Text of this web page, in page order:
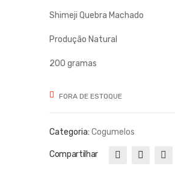
Shimeji Quebra Machado
Produção Natural
200 gramas
FORA DE ESTOQUE
Categoria: Cogumelos
Compartilhar